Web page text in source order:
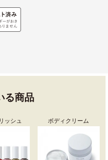
る商品
ッシュ ボディクリーム